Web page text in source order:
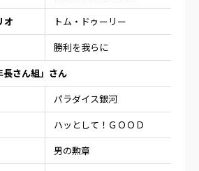
オ
トム・ドゥーリー
勝利を我らに
長さん組」さん
パラダイス銀河
ハッとして！ＧＯＯＤ
男の勲章